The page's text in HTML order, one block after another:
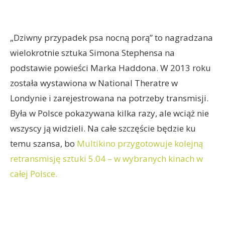
„Dziwny przypadek psa nocną porą” to nagradzana
wielokrotnie sztuka Simona Stephensa na
podstawie powieści Marka Haddona. W 2013 roku
została wystawiona w National Theratre w
Londynie i zarejestrowana na potrzeby transmisji.
Była w Polsce pokazywana kilka razy, ale wciąż nie
wszyscy ją widzieli. Na całe szczęście będzie ku
temu szansa, bo Multikino przygotowuje kolejną
retransmisję sztuki 5.04 – w wybranych kinach w
całej Polsce.